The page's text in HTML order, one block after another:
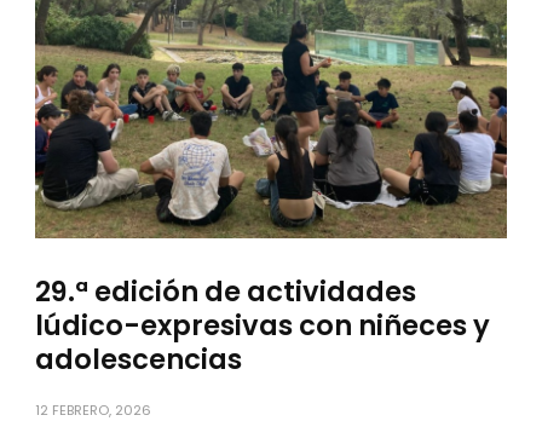
29.ª edición de actividades
lúdico-expresivas con niñeces y
adolescencias
12 FEBRERO, 2026